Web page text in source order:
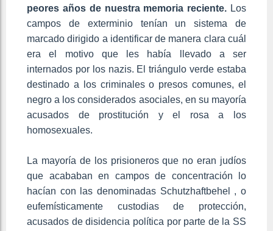
peores años de nuestra memoria reciente. Los
campos de exterminio tenían un sistema de
marcado dirigido a identificar de manera clara cuál
era el motivo que les había llevado a ser
internados por los nazis. El triángulo verde estaba
destinado a los criminales o presos comunes, el
negro a los considerados asociales, en su mayoría
acusados de prostitución y el rosa a los
homosexuales.
La mayoría de los prisioneros que no eran judíos
que acababan en campos de concentración lo
hacían con las denominadas Schutzhaftbehel , o
eufemísticamente custodias de protección,
acusados de disidencia política por parte de la SS